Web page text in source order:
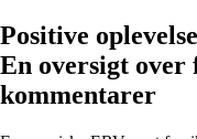
Positive
En oversigt
kommentarer